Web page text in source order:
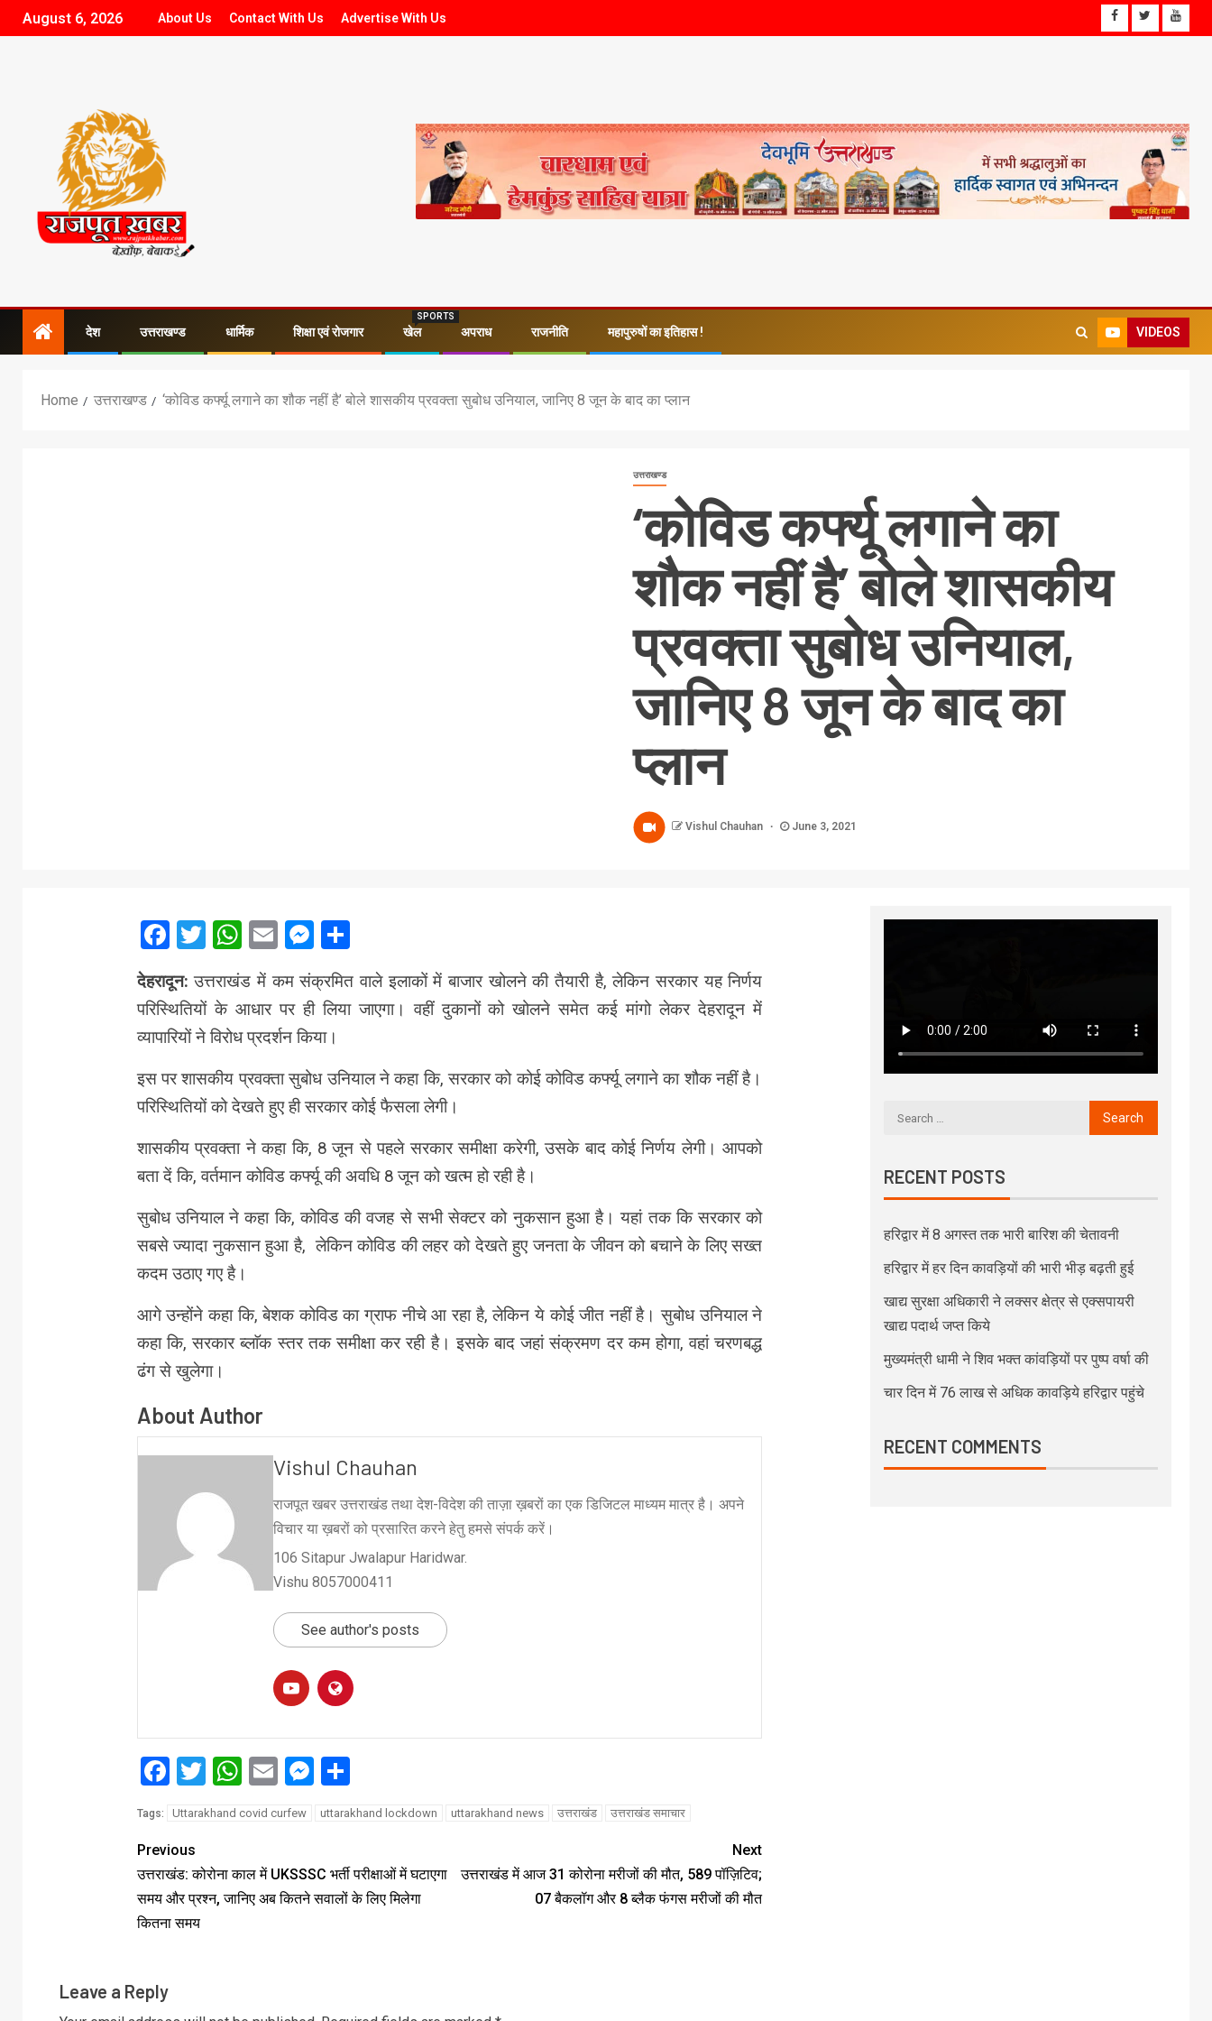
August 6, 2026 About Us Contact With Us Advertise With Us
देश उत्तराखण्ड धार्मिक शिक्षा एवं रोजगार खेल
SPORTS
अपराध राजनीति महापुरुषों का इतिहास ! VIDEOS
Home उत्तराखण्ड ‘कोविड कर्फ्यू लगाने का शौक नहीं है’ बोले शासकीय प्रवक्ता सुबोध उनियाल, जानिए 8 जून के बाद का प्लान
उत्तराखण्ड
‘कोविड कर्फ्यू लगाने का
शौक नहीं है’ बोले शासकीय
प्रवक्ता सुबोध उनियाल,
जानिए 8 जून के बाद का
प्लान
Vishul Chauhan June 3, 2021
Facebook
Twitter
WhatsApp
EmailMessenger
Share
देहरादून: उत्तराखंड में कम संक्रमित वाले इलाकों में बाजार खोलने की तैयारी है, लेकिन सरकार यह निर्णय
परिस्थितियों के आधार पर ही लिया जाएगा। वहीं दुकानों को खोलने समेत कई मांगो लेकर देहरादून में
व्यापारियों ने विरोध प्रदर्शन किया।
इस पर शासकीय प्रवक्ता सुबोध उनियाल ने कहा कि, सरकार को कोई कोविड कर्फ्यू लगाने का शौक नहीं है।
परिस्थितियों को देखते हुए ही सरकार कोई फैसला लेगी।
शासकीय प्रवक्ता ने कहा कि, 8 जून से पहले सरकार समीक्षा करेगी, उसके बाद कोई निर्णय लेगी। आपको
बता दें कि, वर्तमान कोविड कर्फ्यू की अवधि 8 जून को खत्म हो रही है।
सुबोध उनियाल ने कहा कि, कोविड की वजह से सभी सेक्टर को नुकसान हुआ है। यहां तक कि सरकार को
सबसे ज्यादा नुकसान हुआ है, लेकिन कोविड की लहर को देखते हुए जनता के जीवन को बचाने के लिए सख्त
कदम उठाए गए है।
आगे उन्होंने कहा कि, बेशक कोविड का ग्राफ नीचे आ रहा है, लेकिन ये कोई जीत नहीं है। सुबोध उनियाल ने
कहा कि, सरकार ब्लाॅक स्तर तक समीक्षा कर रही है। इसके बाद जहां संक्रमण दर कम होगा, वहां चरणबद्ध
ढंग से खुलेगा।
About Author
Vishul Chauhan
राजपूत खबर उत्तराखंड तथा देश-विदेश की ताज़ा ख़बरों का एक डिजिटल माध्यम मात्र है। अपने
विचार या ख़बरों को प्रसारित करने हेतु हमसे संपर्क करें।
106 Sitapur Jwalapur Haridwar.
Vishu 8057000411
See author's posts
Facebook
Twitter
WhatsApp
EmailMessenger
Share
Tags: Uttarakhand covid curfew uttarakhand lockdown uttarakhand news उत्तराखंड उत्तराखंड समाचार
Previous
उत्तराखंड: कोरोना काल में UKSSSC भर्ती परीक्षाओं में घटाएगा
समय और प्रश्न, जानिए अब कितने सवालों के लिए मिलेगा
कितना समय
Next
उत्तराखंड में आज 31 कोरोना मरीजों की मौत, 589 पॉज़िटिव;
07 बैकलॉग और 8 ब्लैक फंगस मरीजों की मौत
Leave a Reply
RECENT POSTS
हरिद्वार में 8 अगस्त तक भारी बारिश की चेतावनी
हरिद्वार में हर दिन कावड़ियों की भारी भीड़ बढ़ती हुई
खाद्य सुरक्षा अधिकारी ने लक्सर क्षेत्र से एक्सपायरी
खाद्य पदार्थ जप्त किये
मुख्यमंत्री धामी ने शिव भक्त कांवड़ियों पर पुष्प वर्षा की
चार दिन में 76 लाख से अधिक कावड़िये हरिद्वार पहुंचे
RECENT COMMENTS